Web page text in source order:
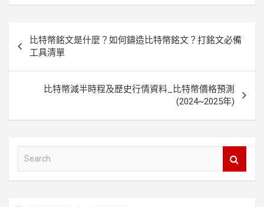
ce
b
o
o
k
e
tt
er
er
es
t
d
di
t
章
導
比特幣銘文是什麼？如何鑄造比特幣銘文？打銘文必備
工具清單
比特幣減半時程及歷史行情資料_比特幣價格預測
(2024~2025年)